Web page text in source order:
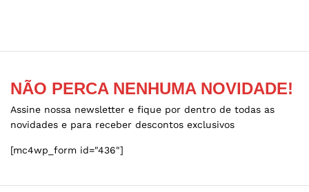
chosen
the
product
page
chosen
the
product
page
NÃO PERCA NENHUMA NOVIDADE!
Assine nossa newsletter e fique por dentro de todas as
novidades e para receber descontos exclusivos
[mc4wp_form id="436"]